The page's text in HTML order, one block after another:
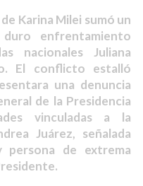
Karina Milei sumó un
enfrentamiento
nacionales Juliana
El conflicto estalló
una denuncia
de la Presidencia
vinculadas a la
Juárez, señalada
persona de extrema